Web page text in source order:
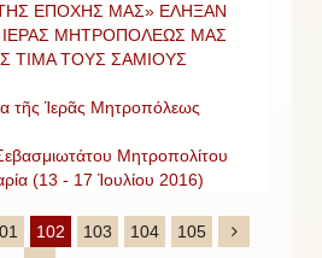
ΕΠΟΧΗΣ ΜΑΣ» ΕΛΗΞΑΝ
ΙΕΡΑΣ ΜΗΤΡΟΠΟΛΕΩΣ ΜΑΣ
ΤΙΜΑ ΤΟΥΣ ΣΑΜΙΟΥΣ
τῆς Ἱερᾶς Μητροπόλεως
Μητροπολίτου
(13 - 17 Ἰουλίου 2016)
102 103 104 105